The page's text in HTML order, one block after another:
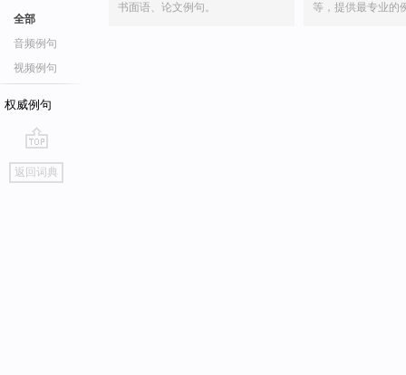
全部
音频例句
视频例句
权威例句
go
top
返回词典
书面语、论文例句。
等，提供最专业的